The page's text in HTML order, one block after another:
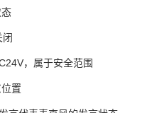
，属于安全范围
置